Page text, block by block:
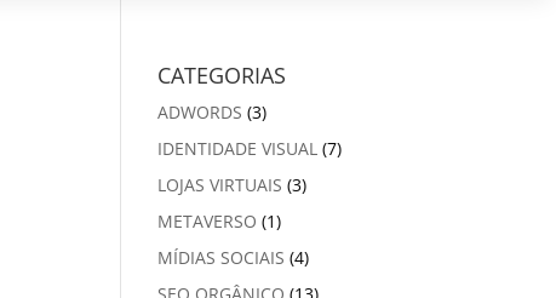
CATEGORIAS
ADWORDS (3)
IDENTIDADE VISUAL (7)
LOJAS VIRTUAIS (3)
METAVERSO (1)
MÍDIAS SOCIAIS (4)